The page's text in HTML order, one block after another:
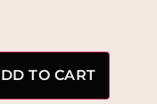
TO CART